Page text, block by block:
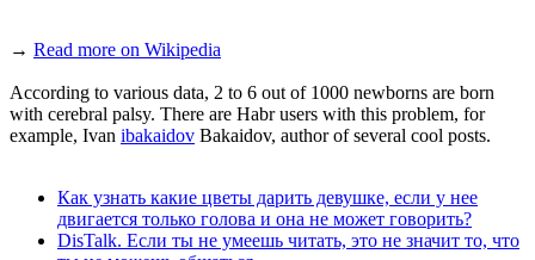
→ Read more on Wikipedia
According to various data, 2 to 6 out of 1000 newborns are born
with cerebral palsy. There are Habr users with this problem, for
example, Ivan ibakaidov Bakaidov, author of several cool posts.
Как узнать какие цветы дарить девушке, если у нее
двигается только голова и она не может говорить?
DisTalk. Если ты не умеешь читать, это не значит то, что